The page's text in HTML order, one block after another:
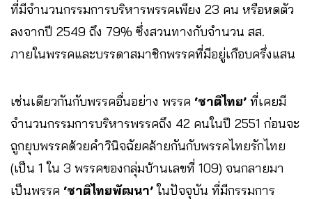
ที่มีจำนวนกรรมการบริหารพรรคเพียง 23 คน หรือหดตัว
ลงจากปี 2549 ถึง 79% ซึ่งสวนทางกับจำนวน สส.
ภายในพรรคและบรรดาสมาชิกพรรคที่มีอยู่เกือบครึ่งแสน
เช่นเดียวกันกับพรรคอื่นอย่าง พรรค ‘ชาติไทย’ ที่เคยมี
จำนวนกรรมการบริหารพรรคถึง 42 คนในปี 2551 ก่อนจะ
ถูกยุบพรรคด้วยคำวินิจฉัยคล้ายกันกับพรรคไทยรักไทย
(เป็น 1 ใน 3 พรรคของกลุ่มบ้านเลขที่ 109) จนกลายมา
เป็นพรรค ‘ชาติไทยพัฒนา’ในปัจจุบัน ที่มีกรรมการ